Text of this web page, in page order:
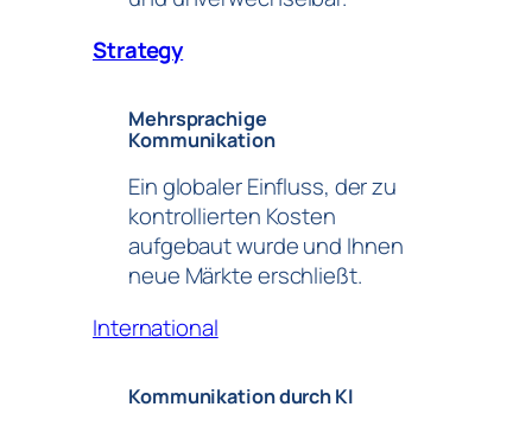
Strategy
Mehrsprachige
Kommunikation
Ein globaler Einfluss, der zu
kontrollierten Kosten
aufgebaut wurde und Ihnen
neue Märkte erschließt.
International
Kommunikation durch KI